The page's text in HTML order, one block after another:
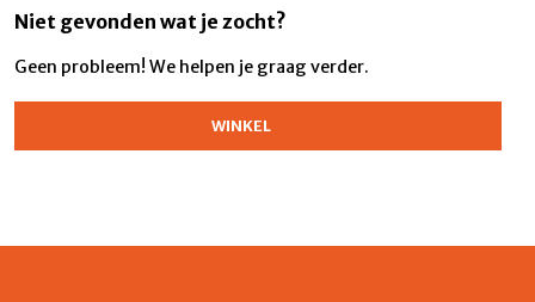
Niet gevonden wat je zocht?
Geen probleem! We helpen je graag verder.
WINKEL